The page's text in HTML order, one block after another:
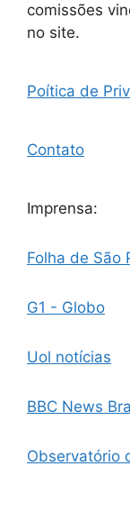
comissões
no site.
Poítica de
Contato
Imprensa:
Folha de São
G1 - Globo
Uol notícias
BBC News
Observatório